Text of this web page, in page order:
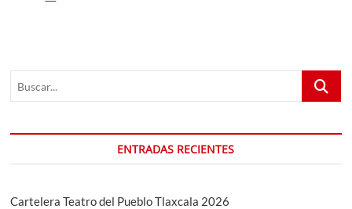
Buscar...
ENTRADAS RECIENTES
Cartelera Teatro del Pueblo Tlaxcala 2026